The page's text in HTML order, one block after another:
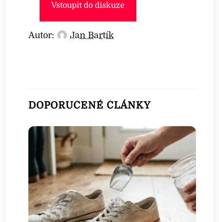
Vstoupit do diskuze
Autor: Jan Bartík
DOPORUČENÉ ČLÁNKY